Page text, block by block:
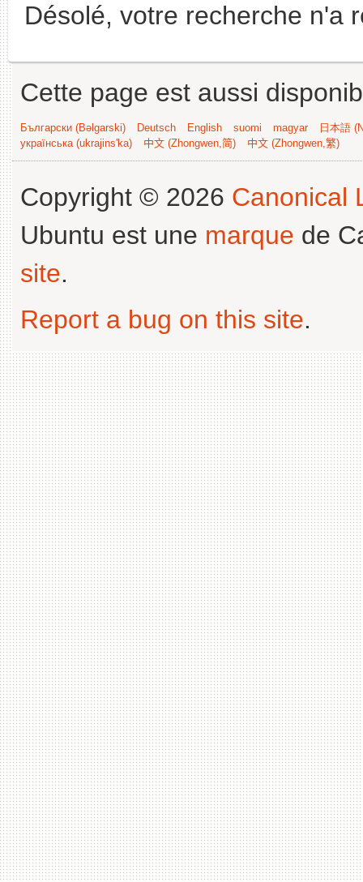
Désolé, votre recherche n'a
Cette page est aussi
Български (Bəlgarski) Deutsch English suomi magyar
日本語
українська (ukrajins'ka)
中文 (Zhongwen,简) 中文 (Zhongwen,繁)
Copyright © 2026 Canonical
Ubuntu est une marque de
site.
Report a bug on this site.